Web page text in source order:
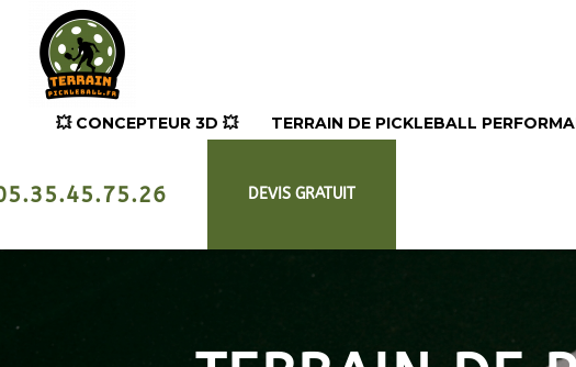
💥​ CONCEPTEUR 3D 💥​ TERRAIN DE PICKLEBALL
DEVIS GRATUIT